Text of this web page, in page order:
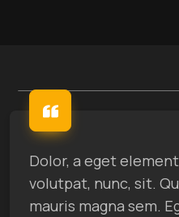
Dolor, a eget
volutpat, nunc, sit.
mauris magna sem.